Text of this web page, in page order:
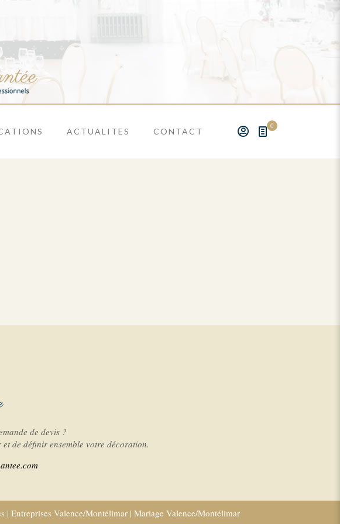
ACTUALITES CONTACT
0
de devis ?
de définir ensemble votre décoration.
| Entreprises Valence/Montélimar | Mariage Valence/Montélimar